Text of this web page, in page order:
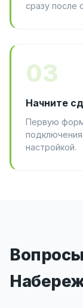
сразу после
03
Начните
Первую
настройкой.